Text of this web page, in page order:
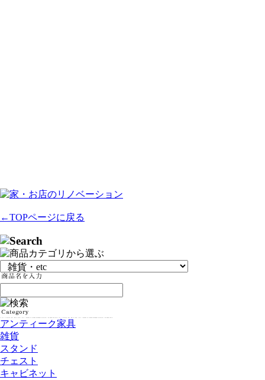
←TOPページに戻る
アンティーク家具
雑貨
スタンド
チェスト
キャビネット